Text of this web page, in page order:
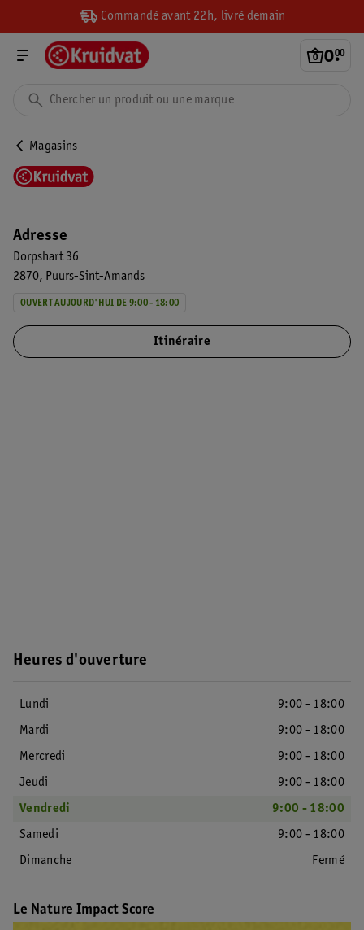
Commandé avant 22h, livré demain
0.
00
Magasins
Adresse
Dorpshart 36
2870
Puurs-Sint-Amands
OUVERT AUJOURD'HUI DE 9:00 - 18:00
Itinéraire
Heures d'ouverture
Lundi
9:00 - 18:00
Mardi
9:00 - 18:00
Mercredi
9:00 - 18:00
Jeudi
9:00 - 18:00
Vendredi
9:00 - 18:00
Samedi
9:00 - 18:00
Dimanche
Fermé
Le Nature Impact Score